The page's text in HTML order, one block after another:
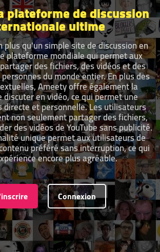
plateforme de discussion
ultime
qu'un simple site de discussion en
plateforme mondiale qui permet aux
des fichiers, des vidéos et des
du monde entier. En plus des
Ameety offre également la
en vidéo, ce qui permet une
et personnelle. Les utilisateurs
non seulement partager des fichiers,
des vidéos de YouTube sans publicité.
unique permet aux utilisateurs de
préféré sans interruption, ce qui
encore plus agréable.
Connexion